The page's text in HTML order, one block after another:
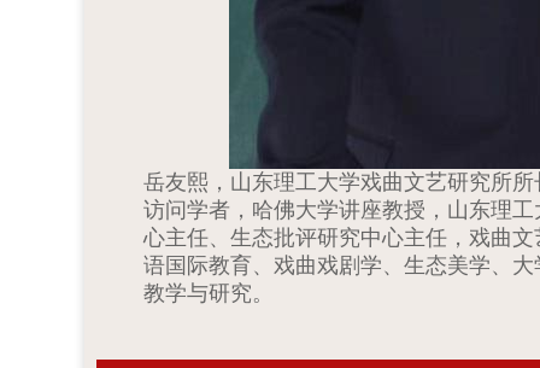
岳友熙， 山东理工大学戏曲文艺研究所所
访问学者，哈佛大学讲座教授，山东理
心主任、生态批评研究中心主任，戏曲
语国际教育、戏曲戏剧学、生态美学、
教学与研究。